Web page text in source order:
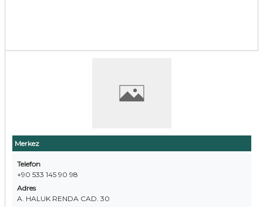
Merkez
Telefon
+90 533 145 90 98
Adres
A. HALUK RENDA CAD. 30